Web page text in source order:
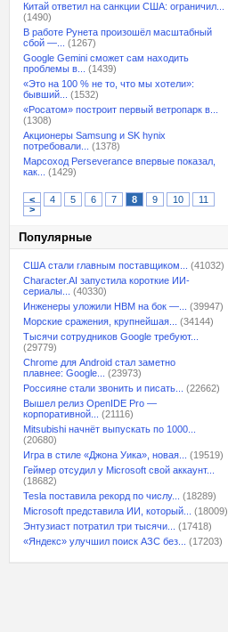
Китай ответил на санкции США: ограничил...
(1490)
В работе Рунета произошёл масштабный
сбой —...
(1267)
Google Gemini сможет сам находить
проблемы в...
(1439)
«Это на 100 % не то, что мы хотели»:
бывший...
(1532)
«Росатом» построит первый ветропарк в...
(1308)
Акционеры Samsung и SK hynix
потребовали...
(1378)
Марсоход Perseverance впервые показал,
как...
(1429)
< 4 5 6 7 8 9 10
11
>
Популярные
США стали главным поставщиком...
(41032)
Character.AI запустила короткие ИИ-
сериалы...
(40330)
Инженеры уложили HBM на бок —...
(39947)
Морские сражения, крупнейшая...
(34144)
Тысячи сотрудников Google требуют...
(29779)
Chrome для Android стал заметно
плавнее: Google...
(23973)
Россияне стали звонить и писать...
(22662)
Вышел релиз OpenIDE Pro —
корпоративной...
(21116)
Mitsubishi начнёт выпускать по 1000...
(20680)
Игра в стиле «Джона Уика», новая...
(19519)
Геймер отсудил у Microsoft свой аккаунт...
(18682)
Tesla поставила рекорд по числу...
(18289)
Microsoft представила ИИ, который...
(18009)
Энтузиаст потратил три тысячи...
(17418)
«Яндекс» улучшил поиск АЗС без...
(17203)